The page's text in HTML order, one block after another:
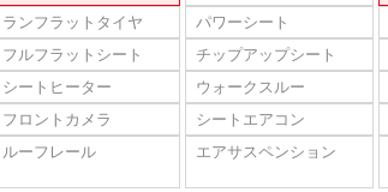
ランフラットタイヤ パワーシート
フルフラットシート チップアップシート
シートヒーター ウォークスルー
フロントカメラ シートエアコン
ルーフレール エアサスペンション